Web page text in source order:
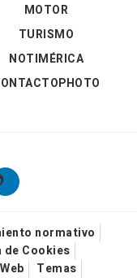
MOTOR
TURISMO
NOTIMÉRICA
normativo
Cookies
Temas